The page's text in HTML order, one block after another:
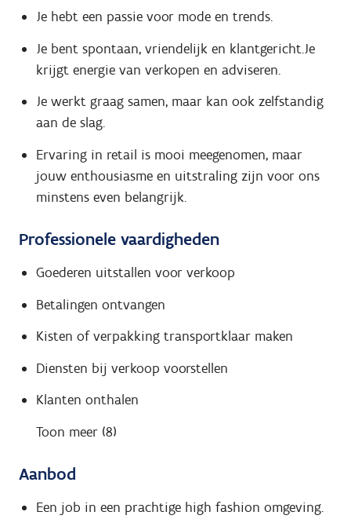
Je hebt een passie voor mode en trends.
Je bent spontaan, vriendelijk en klantgericht.Je
krijgt energie van verkopen en adviseren.
Je werkt graag samen, maar kan ook zelfstandig
aan de slag.
Ervaring in retail is mooi meegenomen, maar
jouw enthousiasme en uitstraling zijn voor ons
minstens even belangrijk.
Professionele vaardigheden
Goederen uitstallen voor verkoop
Betalingen ontvangen
Kisten of verpakking transportklaar maken
Diensten bij verkoop voorstellen
Klanten onthalen
Toon meer (8)
Aanbod
Een job in een prachtige high fashion omgeving.